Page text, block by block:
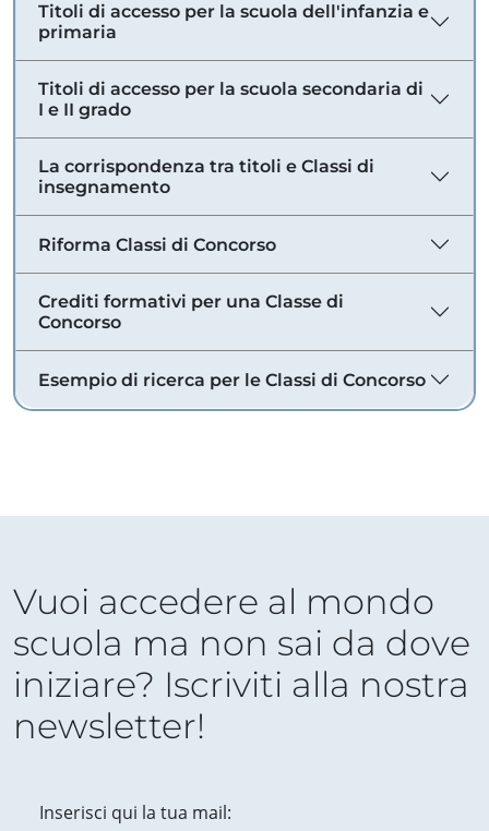
Titoli di accesso per la scuola dell'infanzia e
primaria
Titoli di accesso per la scuola secondaria di
I e II grado
La corrispondenza tra titoli e Classi di
insegnamento
Riforma Classi di Concorso
Crediti formativi per una Classe di
Concorso
Esempio di ricerca per le Classi di Concorso
Vuoi accedere al mondo
scuola ma non sai da dove
iniziare? Iscriviti alla nostra
newsletter!
Inserisci qui la tua mail: